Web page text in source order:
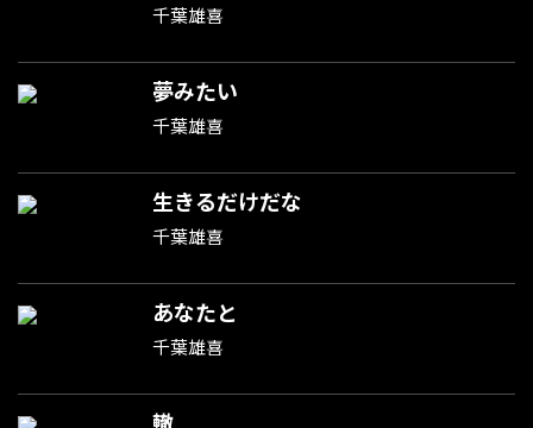
千葉雄喜
夢みたい
千葉雄喜
生きるだけだな
千葉雄喜
あなたと
千葉雄喜
轍